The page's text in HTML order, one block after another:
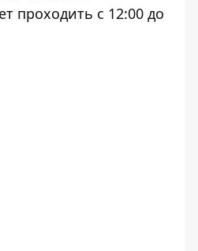
проходить с 12:00 до